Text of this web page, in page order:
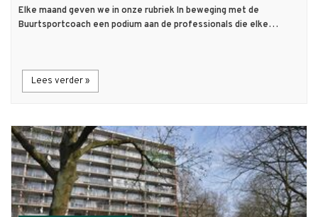
Elke maand geven we in onze rubriek In beweging met de
Buurtsportcoach een podium aan de professionals die elke…
Lees verder »